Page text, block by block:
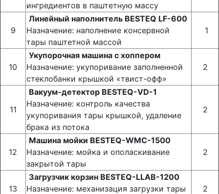
ингредиентов в паштетную массу
9
Линейный наполнитель BESTEQ LF-600
Назначение: наполнение консервной
тары паштетной массой
1
10
Укупорочная машина с хоппером
Назначение: укупоривание заполненной
стеклобанки крышкой «твист-офф»
2
11
Вакуум-детектор BESTEQ-VD-1
Назначение: контроль качества
укупоривания тары крышкой, удаление
брака из потока
2
12
Машина мойки BESTEQ-WMC-1500
Назначение: мойка и ополаскивание
закрытой тары
2
13
Загрузчик корзин BESTEQ-LLAB-1200
Назначение: механизация загрузки тары
2